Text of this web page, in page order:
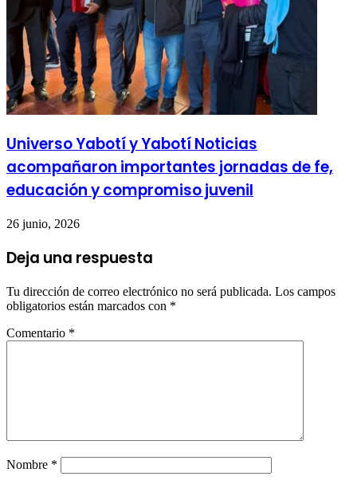
Universo Yabotí y Yabotí Noticias
acompañaron importantes jornadas de fe,
educación y compromiso juvenil
26 junio, 2026
Deja una respuesta
Tu dirección de correo electrónico no será publicada. Los campos
obligatorios están marcados con *
Comentario *
Nombre *